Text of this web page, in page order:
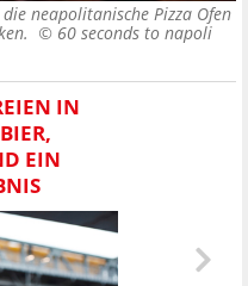
neapolitanische Pizza Ofen
© 60 seconds to napoli
IN
EIN